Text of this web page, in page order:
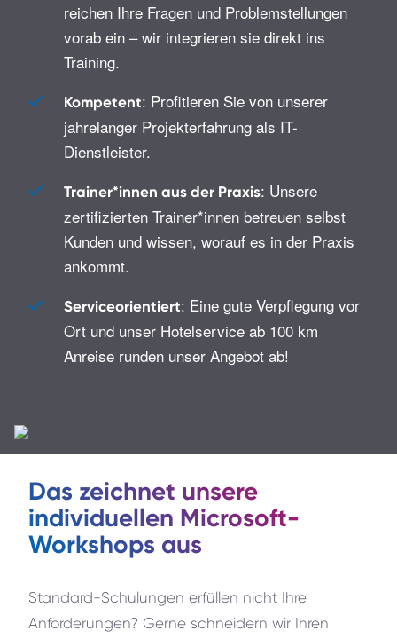
reichen Ihre Fragen und Problemstellungen
vorab ein – wir integrieren sie direkt ins
Training.
Kompetent: Profitieren Sie von unserer
jahrelanger Projekterfahrung als IT-
Dienstleister.
Trainer*innen aus der Praxis: Unsere
zertifizierten Trainer*innen betreuen selbst
Kunden und wissen, worauf es in der Praxis
ankommt.
Serviceorientiert: Eine gute Verpflegung vor
Ort und unser Hotelservice ab 100 km
Anreise runden unser Angebot ab!
Das zeichnet unsere
individuellen Microsoft-
Workshops aus
Standard-Schulungen erfüllen nicht Ihre
Anforderungen? Gerne schneidern wir Ihren